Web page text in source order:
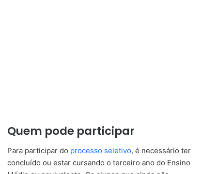
Quem pode participar
Para participar do processo seletivo, é necessário ter
concluído ou estar cursando o terceiro ano do Ensino